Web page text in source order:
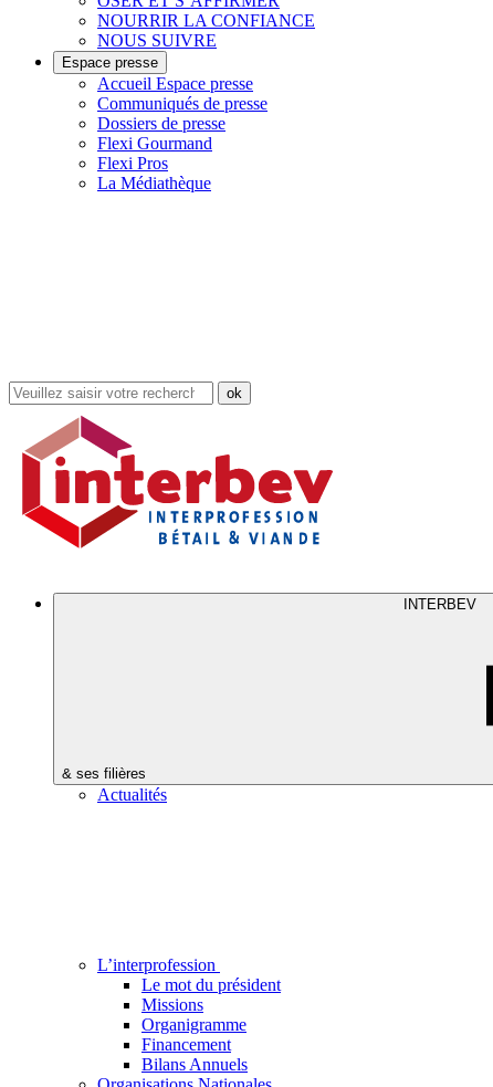
NOURRIR LA CONFIANCE
NOUS SUIVRE
Espace presse
Accueil Espace presse
Communiqués de presse
Dossiers de presse
Flexi Gourmand
Flexi Pros
La Médiathèque
Rechercher
dans
site
INTERBEV
& ses filières
Actualités
L’interprofession
Le mot du président
Missions
Organigramme
Financement
Bilans Annuels